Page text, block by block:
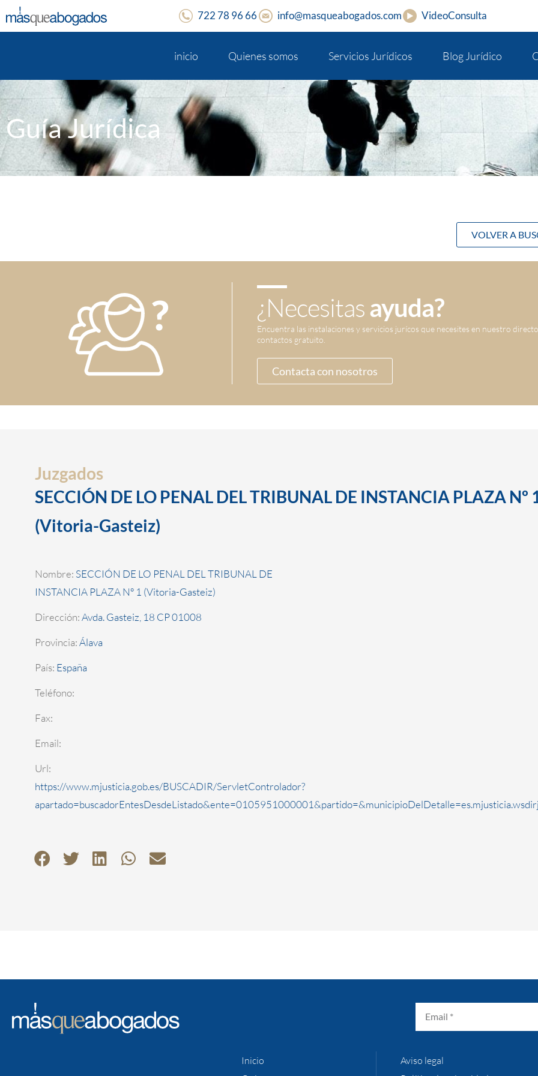
722 78 96 66 info@masqueabogados.com VideoConsulta
inicio Quienes somos Servicios Jurídicos Blog Jurídico
Guía Jurídica
VOLVER A
¿Necesitasayuda?
Encuentra las instalaciones y servicios jurícos que necesites en nuestro
contactos gratuito.
Contacta con nosotros
Juzgados
SECCIÓN DE LO PENAL DEL TRIBUNAL DE INSTANCIA PLAZA Nº
(Vitoria-Gasteiz)
Nombre: SECCIÓN DE LO PENAL DEL TRIBUNAL DE
INSTANCIA PLAZA Nº 1 (Vitoria-Gasteiz)
Dirección:Avda. Gasteiz, 18 CP 01008
Provincia:Álava
País: España
Teléfono:
Fax:
Email:
Url:
https://www.mjusticia.gob.es/BUSCADIR/ServletControlador?
Inicio
Aviso legal